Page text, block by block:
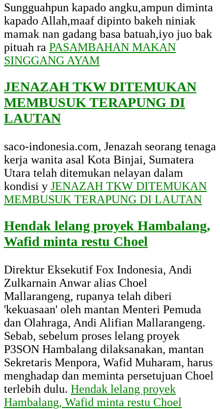
Sungguahpun kapado angku,ampun diminta
kapado Allah,maaf dipinto bakeh niniak
mamak nan gadang basa batuah,iyo juo bak
pituah ra PASAMBAHAN MAKAN
SINGGANG AYAM
JENAZAH TKW DITEMUKAN
MEMBUSUK TERAPUNG DI
LAUTAN
saco-indonesia.com, Jenazah seorang tenaga
kerja wanita asal Kota Binjai, Sumatera
Utara telah ditemukan nelayan dalam
kondisi y JENAZAH TKW DITEMUKAN
MEMBUSUK TERAPUNG DI LAUTAN
Hendak lelang proyek Hambalang,
Wafid minta restu Choel
Direktur Eksekutif Fox Indonesia, Andi
Zulkarnain Anwar alias Choel
Mallarangeng, rupanya telah diberi
'kekuasaan' oleh mantan Menteri Pemuda
dan Olahraga, Andi Alifian Mallarangeng.
Sebab, sebelum proses lelang proyek
P3SON Hambalang dilaksanakan, mantan
Sekretaris Menpora, Wafid Muharam, harus
menghadap dan meminta persetujuan Choel
terlebih dulu. Hendak lelang proyek
Hambalang, Wafid minta restu Choel